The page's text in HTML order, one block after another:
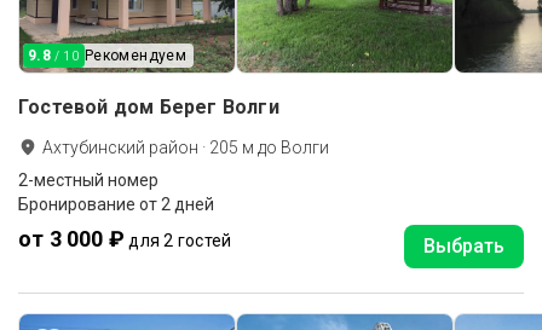
9.8 / 10 Рекомендуем
Гостевой дом Берег Волги
Ахтубинский район · 205 м до Волги
2-местный номер
Бронирование от 2 дней
от 3 000 ₽ для 2 гостей Выбрать